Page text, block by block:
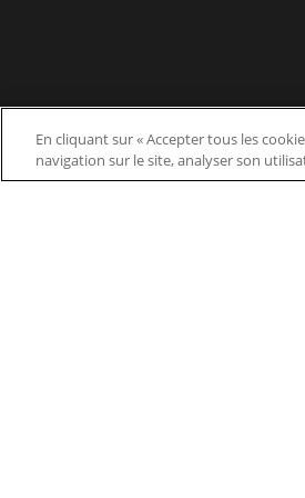
En cliquant sur « Accepter tous les
navigation sur le site, analyser son